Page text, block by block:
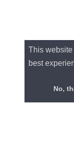
This
best
No,